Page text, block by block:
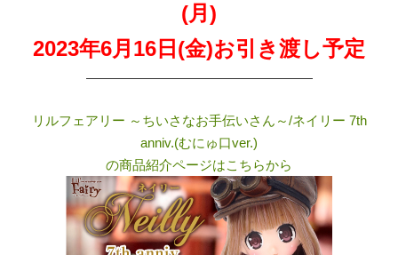
(月)
2023年6月16日(金)お引き渡し予定
—————————————————
リルフェアリー ～ちいさなお手伝いさん～/ネイリー 7th
anniv.(むにゅ口ver.)
の商品紹介ページはこちらから